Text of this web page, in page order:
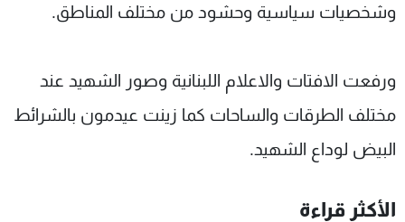
وشخصيات سياسية وحشود من مختلف المناطق.
ورفعت الافتات والاعلام اللبنانية وصور الشهيد عند
مختلف الطرقات والساحات كما زينت عيدمون بالشرائط
البيض لوداع الشهيد.
الأكثر قراءة